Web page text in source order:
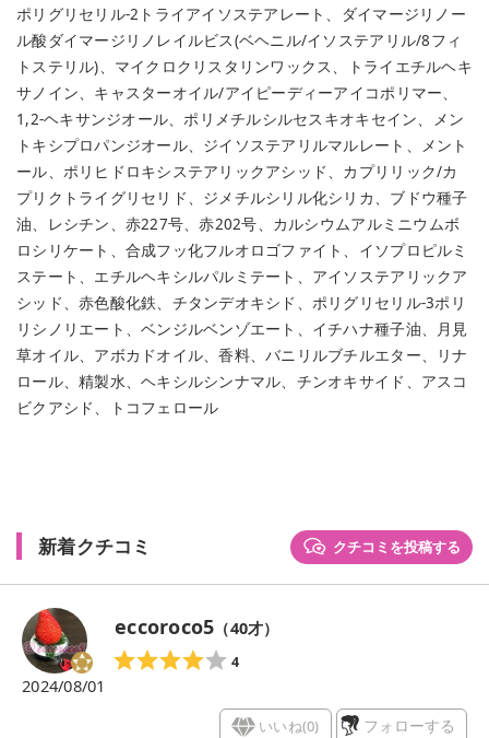
ポリグリセリル-2トライアイソステアレート、ダイマージリノー
ル酸ダイマージリノレイルビス(ベヘニル/イソステアリル/8フィ
トステリル)、マイクロクリスタリンワックス、トライエチルヘキ
サノイン、キャスターオイル/アイピーディーアイコポリマー、
1,2-ヘキサンジオール、ポリメチルシルセスキオキセイン、メン
トキシプロパンジオール、ジイソステアリルマルレート、メント
ール、ポリヒドロキシステアリックアシッド、カプリリック/カ
プリクトライグリセリド、ジメチルシリル化シリカ、ブドウ種子
油、レシチン、赤227号、赤202号、カルシウムアルミニウムボ
ロシリケート、合成フッ化フルオロゴファイト、イソプロピルミ
ステート、エチルヘキシルパルミテート、アイソステアリックア
シッド、赤色酸化鉄、チタンデオキシド、ポリグリセリル-3ポリ
リシノリエート、ベンジルベンゾエート、イチハナ種子油、月見
草オイル、アボカドオイル、香料、バニリルブチルエター、リナ
ロール、精製水、ヘキシルシンナマル、チンオキサイド、アスコ
ビクアシド、トコフェロール
新着クチコミ クチコミを投稿する
eccoroco5 （40才）
4
2024/08/01
いいね(0) フォローする